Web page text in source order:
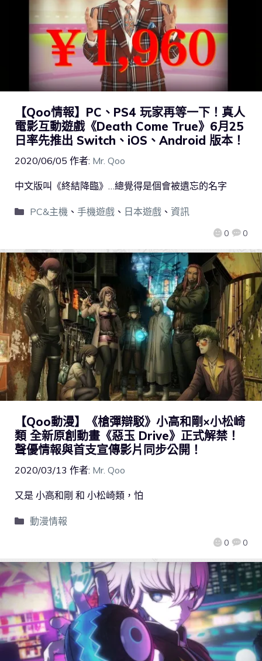
【Qoo情報】PC、PS4 玩家再等一下！真人
電影互動遊戲《Death Come True》6月25
日率先推出 Switch、iOS、Android 版本！
2020/06/05 作者: Mr. Qoo
0 0
中文版叫《終結降臨》…總覺得是個會被遺忘的名字
PC&主機 、 手機遊戲、 日本遊戲、 資訊
【Qoo動漫】《槍彈辯駁》小高和剛×小松崎
類 全新原創動畫《惡玉 Drive》正式解禁！
聲優情報與首支宣傳影片同步公開！
2020/03/13 作者: Mr. Qoo
0 0
又是 小高和剛 和 小松崎類，怕
動漫情報